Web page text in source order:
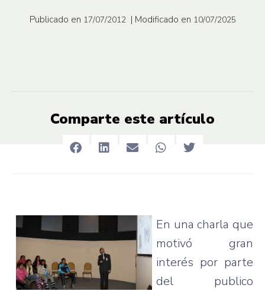
Publicado en 17/07/2012 | Modificado en 10/07/2025
Comparte este artículo
En una charla que
motivó
gran
interés por parte
del publico